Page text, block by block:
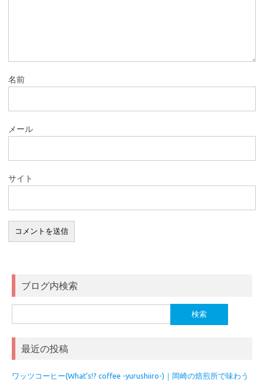
名前
メール
サイト
ブログ内検索
索:
最近の投稿
ワッツコーヒー(What’s!? coffee -yurushiiro-)｜岡崎の焙煎所で味わう